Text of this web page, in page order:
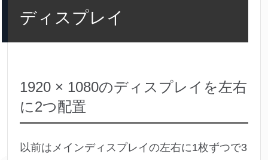
ディスプレイ
1920 × 1080のディスプレイを左右
に2つ配置
以前はメインディスプレイの左右に1枚ずつで3